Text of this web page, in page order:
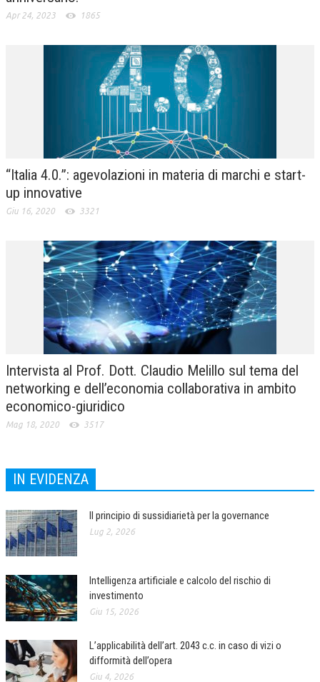
Apr 24, 2023 1865
“Italia 4.0.”: agevolazioni in materia di marchi e start-
up innovative
Giu 16, 2020 3321
Intervista al Prof. Dott. Claudio Melillo sul tema del
networking e dell’economia collaborativa in ambito
economico-giuridico
Mag 18, 2020 3517
IN EVIDENZA
Il principio di sussidiarietà per la governance
Lug 2, 2026
Intelligenza artificiale e calcolo del rischio di
investimento
Giu 15, 2026
L’applicabilità dell’art. 2043 c.c. in caso di vizi o
difformità dell’opera
Giu 4, 2026